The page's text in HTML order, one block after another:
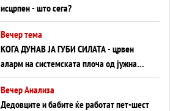
исцрпен - што сега?
Вечер тема
КОГА ДУНАВ ЈА ГУБИ СИЛАТА - црвен
аларм на системската плоча од јужна
Германија до Црното Море...
Вечер Анализа
Дедовците и бабите ќе работат пет-шест